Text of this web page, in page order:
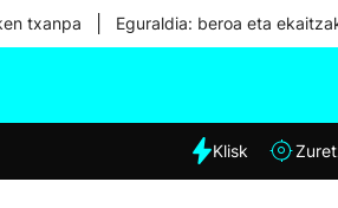
txanpa Eguraldia: beroa eta
Eguraldia
Klisk